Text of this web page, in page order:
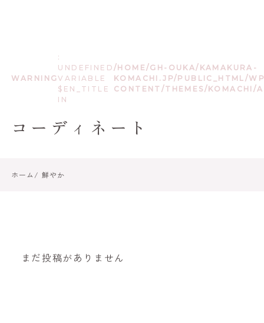
WARNING
:
UNDEFINED
VARIABLE
$EN_TITLE
IN
/HOME/GH-OUKA/KAMAKURA-
KOMACHI.JP/PUBLIC_HTML/
CONTENT/THEMES/KOMACHI/
コーディネート
ホーム 鮮やか
まだ投稿がありません